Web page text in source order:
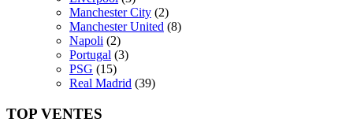
Manchester City (2)
Manchester United (8)
Napoli (2)
Portugal (3)
PSG (15)
Real Madrid (39)
TOP VENTES